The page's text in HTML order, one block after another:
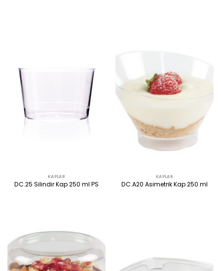
KAPLAR
DC.25 Silindir Kap 250 ml PS
KAPLAR
DC.A20 Asimetrik Kap 250 ml